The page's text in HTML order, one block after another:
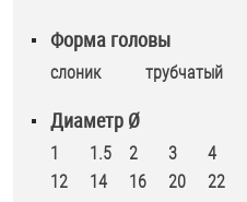
Форма головы
слоник трубчатый
Диаметр Ø
1 1.5 2 3 4
12
14 16 20 22